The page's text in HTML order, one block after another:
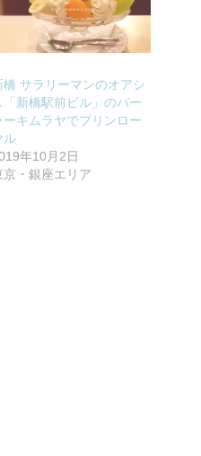
橋 サラリーマンのオアシ
「新橋駅前ビル」のパー
ーキムラヤでプリンロー
ル
年10月2日
京・銀座エリア